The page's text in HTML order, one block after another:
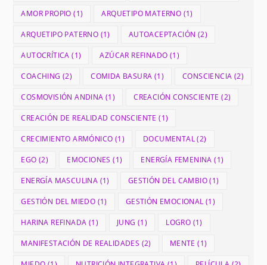
AMOR PROPIO (1) ARQUETIPO MATERNO (1)
ARQUETIPO PATERNO (1) AUTOACEPTACIÓN (2)
AUTOCRÍTICA (1) AZÚCAR REFINADO (1)
COACHING (2) COMIDA BASURA (1) CONSCIENCIA (2)
COSMOVISIÓN ANDINA (1) CREACIÓN CONSCIENTE (2)
CREACIÓN DE REALIDAD CONSCIENTE (1)
CRECIMIENTO ARMÓNICO (1) DOCUMENTAL(2)
EGO (2) EMOCIONES (1) ENERGÍA FEMENINA (1)
ENERGÍA MASCULINA (1) GESTIÓN DEL CAMBIO(1)
GESTIÓN DEL MIEDO (1) GESTIÓN EMOCIONAL (1)
HARINA REFINADA (1) JUNG (1) LOGRO (1)
MANIFESTACIÓN DE REALIDADES (2) MENTE (1)